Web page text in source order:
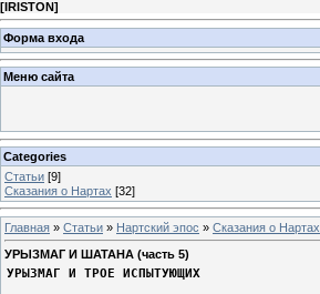
[IRISTON]
Форма входа
Меню сайта
Categories
Статьи [9]
Сказания о Нартах [32]
Главная » Статьи » Нартский эпос » Сказания о Нартах
УРЫЗМАГ И ШАТАНА (часть 5)
УРЫЗМАГ И ТРОЕ ИСПЫТУЮЩИХ